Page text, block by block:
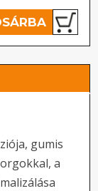
gumis
a